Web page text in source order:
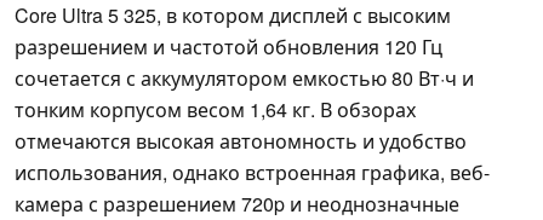
Core Ultra 5 325, в котором дисплей с высоким
разрешением и частотой обновления 120 Гц
сочетается с аккумулятором емкостью 80 Вт·ч и
тонким корпусом весом 1,64 кг. В обзорах
отмечаются высокая автономность и удобство
использования, однако встроенная графика, веб-
камера с разрешением 720p и неоднозначные